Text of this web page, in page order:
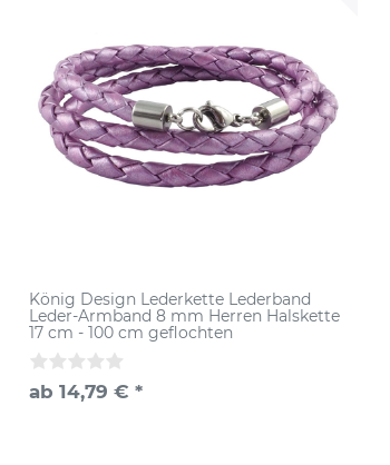
König Design Lederkette Lederband
Leder-Armband 8 mm Herren Halskette
17 cm - 100 cm geflochten
ab 14,79 € *